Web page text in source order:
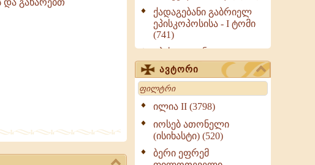
და გახარებთ
ქადაგებანი გაბრიელ
ეპისკოპოსისა - I ტომი
(741)
ეპისტოლენი,
ქადაგებანი, სიტყვანი
(ნაწილი III) (723)
მოძღვრის ძალზე
სასარგებლო რჩევები
მრევლისათვის (545)
Wisdomge (514)
ქადაგებანი გაბრიელ
ეპისკოპოსისა - II ტომი
ავტორი
Search
ილია II (3798)
იოსებ ათონელი
(ისიხასტი) (520)
ბერი ეფრემ